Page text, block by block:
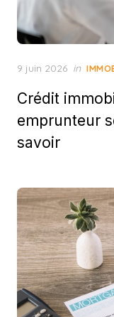
Posted
9 juin 2026 in
Crédit
emprunteur
savoir